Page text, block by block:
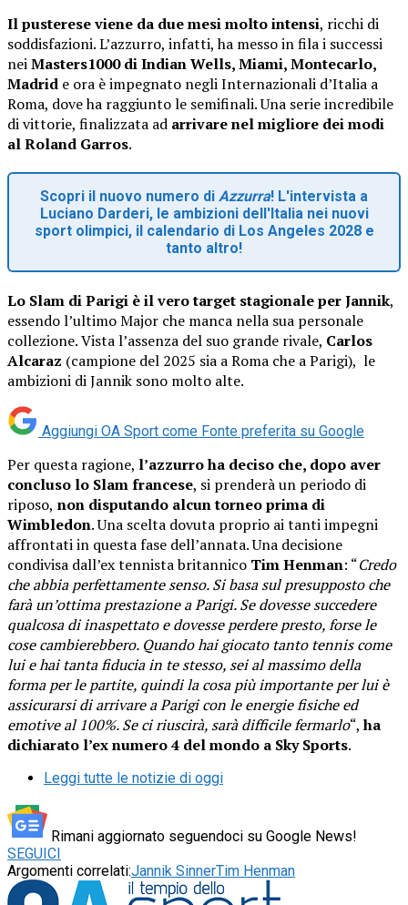
Il pusterese viene da due mesi molto intensi, ricchi di
soddisfazioni. L’azzurro, infatti, ha messo in fila i successi
neiMasters1000 di Indian Wells, Miami, Montecarlo,
Madrid e ora è impegnato negli Internazionali d’Italia a
Roma, dove ha raggiunto le semifinali. Una serie incredibile
di vittorie, finalizzata ad arrivare nel migliore dei modi
al Roland Garros.
Scopri il nuovo numero di Azzurra! L'intervista a
Luciano Darderi, le ambizioni dell'Italia nei nuovi
sport olimpici, il calendario di Los Angeles 2028 e
tanto altro!
Lo Slam di Parigi è il vero target stagionale per Jannik,
essendo l’ultimo Major che manca nella sua personale
collezione. Vista l’assenza del suo grande rivale, Carlos
Alcaraz (campione del 2025 sia a Roma che a Parigi), le
ambizioni di Jannik sono molto alte.
Aggiungi OA Sport come Fonte preferita su Google
Per questa ragione, l’azzurro ha deciso che, dopo aver
concluso lo Slam francese, si prenderà un periodo di
riposo, non disputando alcun torneo prima di
Wimbledon. Una scelta dovuta proprio ai tanti impegni
affrontati in questa fase dell’annata. Una decisione
condivisa dall’ex tennista britannico Tim Henman: “Credo
che abbia perfettamente senso. Si basa sul presupposto che
farà un’ottima prestazione a Parigi. Se dovesse succedere
qualcosa di inaspettato e dovesse perdere presto, forse le
cose cambierebbero. Quando hai giocato tanto tennis come
lui e hai tanta fiducia in te stesso, sei al massimo della
forma per le partite, quindi la cosa più importante per lui è
assicurarsi di arrivare a Parigi con le energie fisiche ed
emotive al 100%. Se ci riuscirà, sarà difficile fermarlo“,ha
dichiarato l’ex numero 4 del mondo a Sky Sports.
Leggi tutte le notizie di oggi
Rimani aggiornato seguendoci su Google News!
SEGUICI
Argomenti correlati:Jannik SinnerTim Henman